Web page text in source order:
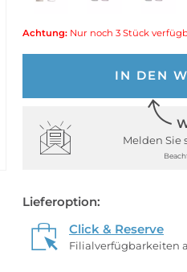
Achtung: Nur noch 3 Stück
IN DEN
Melden Sie
Lieferoption:
Click & Reserve
Filialverfügbarkeiten